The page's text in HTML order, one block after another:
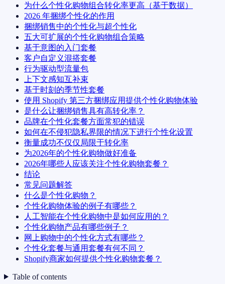
为什么个性化购物组合转化率更高（基于数据）
2026 年捆绑个性化的作用
捆绑销售中的个性化与超个性化
五大可扩展的个性化购物组合策略
基于意图的入门套餐
客户自定义混搭套餐
行为驱动型流量包
上下文感知互补束
基于时刻的季节性套餐
使用 Shopify 第三方捆绑应用提供个性化购物体验
是什么让捆绑销售具有高转化率？
品牌在个性化套餐方面常犯的错误
如何在不侵犯隐私界限的情况下进行个性化设置
衡量成功不仅仅局限于转化率
为2026年的个性化购物做好准备
2026年哪些人应该关注个性化购物套餐？
结论
常见问题解答
什么是个性化购物？
个性化购物体验的例子有哪些？
人工智能在个性化购物中是如何应用的？
个性化购物产品有哪些例子？
网上购物中的个性化方式有哪些？
个性化套餐与通用套餐有何不同？
Shopify商家如何提供个性化购物套餐？
Table of contents